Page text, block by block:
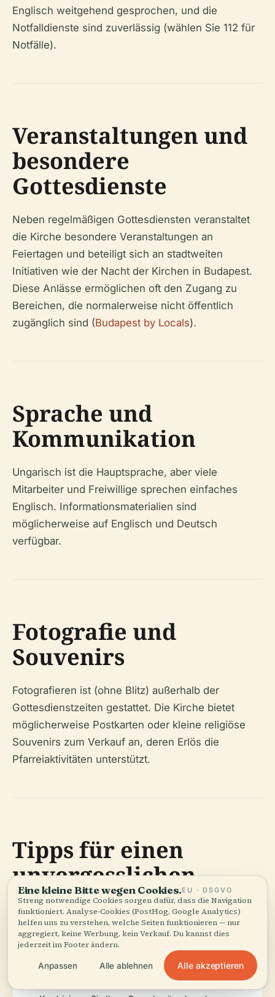
Englisch weitgehend gesprochen, und die
Notfalldienste sind zuverlässig (wählen Sie 112 für
Notfälle).
Veranstaltungen und
besondere
Gottesdienste
Neben regelmäßigen Gottesdiensten veranstaltet
die Kirche besondere Veranstaltungen an
Feiertagen und beteiligt sich an stadtweiten
Initiativen wie der Nacht der Kirchen in Budapest.
Diese Anlässe ermöglichen oft den Zugang zu
Bereichen, die normalerweise nicht öffentlich
zugänglich sind (Budapest by Locals).
Sprache und
Kommunikation
Ungarisch ist die Hauptsprache, aber viele
Mitarbeiter und Freiwillige sprechen einfaches
Englisch. Informationsmaterialien sind
möglicherweise auf Englisch und Deutsch
verfügbar.
Fotografie und
Souvenirs
Fotografieren ist (ohne Blitz) außerhalb der
Gottesdienstzeiten gestattet. Die Kirche bietet
möglicherweise Postkarten oder kleine religiöse
Souvenirs zum Verkauf an, deren Erlös die
Pfarreiaktivitäten unterstützt.
Tipps für einen
unvergesslichen
Besuch
Bestätigen Sie die Öffnungszeiten und
Veranstaltungspläne im Voraus.
Eine kleine Bitte wegen Cookies.EU · DSGVO
Streng notwendige Cookies sorgen dafür, dass die Navigation
funktioniert. Analyse-Cookies (PostHog, Google Analytics)
helfen uns zu verstehen, welche Seiten funktionieren — nur
aggregiert, keine Werbung, kein Verkauf. Du kannst dies
jederzeit im Footer ändern.
Anpassen Alle ablehnen Alle akzeptieren